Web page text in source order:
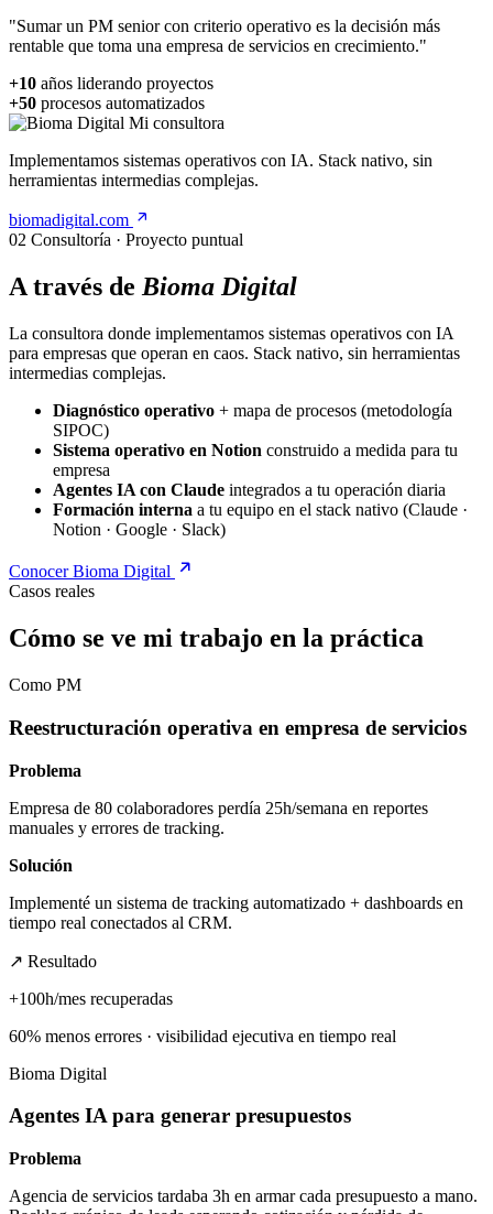
"Sumar un PM senior con criterio operativo es la decisión más
rentable que toma una empresa de servicios en crecimiento."
+10 años liderando proyectos
+50 procesos automatizados
Mi consultora
Implementamos sistemas operativos con IA. Stack nativo, sin
herramientas intermedias complejas.
biomadigital.com
02 Consultoría · Proyecto puntual
A través deBioma Digital
La consultora donde implementamos sistemas operativos con IA
para empresas que operan en caos. Stack nativo, sin herramientas
intermedias complejas.
Diagnóstico operativo + mapa de procesos (metodología
SIPOC)
Sistema operativo en Notion construido a medida para tu
empresa
Agentes IA con Claude integrados a tu operación diaria
Formación interna a tu equipo en el stack nativo (Claude ·
Notion · Google · Slack)
Conocer Bioma Digital
Casos reales
Cómo se ve mi trabajo en la práctica
Como PM
Reestructuración operativa en empresa de servicios
Problema
Empresa de 80 colaboradores perdía 25h/semana en reportes
manuales y errores de tracking.
Solución
Implementé un sistema de tracking automatizado + dashboards en
tiempo real conectados al CRM.
↗ Resultado
+100h/mes recuperadas
60% menos errores · visibilidad ejecutiva en tiempo real
Bioma Digital
Agentes IA para generar presupuestos
Problema
Agencia de servicios tardaba 3h en armar cada presupuesto a mano.